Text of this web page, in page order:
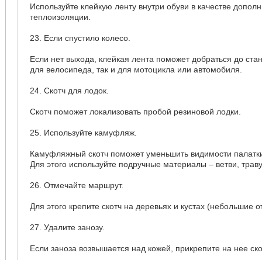
Используйте клейкую ленту внутри обуви в качестве
теплоизоляции.
23. Если спустило колесо.
Если нет выхода, клейкая лента поможет добраться до
для велосипеда, так и для мотоцикла или автомобиля.
24. Скотч для лодок.
Скотч поможет локализовать пробой резиновой лодки.
25. Используйте камуфляж.
Камуфляжный скотч поможет уменьшить видимости
Для этого используйте подручные материалы – ветви,
26. Отмечайте маршрут.
Для этого крепите скотч на деревьях и кустах (небольшие
27. Удалите занозу.
Если заноза возвышается над кожей, прикрепите на нее